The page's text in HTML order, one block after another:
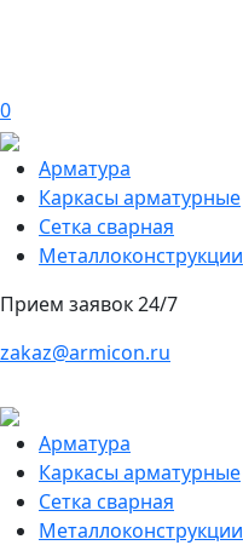
0
Арматура
Каркасы арматурные
Сетка сварная
Металлоконструкции
Прием заявок 24/7
zakaz@armicon.ru
Арматура
Каркасы арматурные
Сетка сварная
Металлоконструкции